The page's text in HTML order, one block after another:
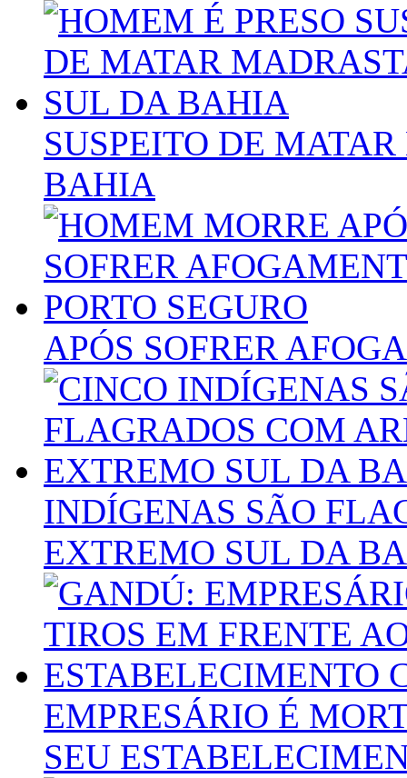
SUSPEITO DE
BAHIA
APÓS SOFRER
INDÍGENAS SÃO
EXTREMO SUL DA
EMPRESÁRIO É
SEU